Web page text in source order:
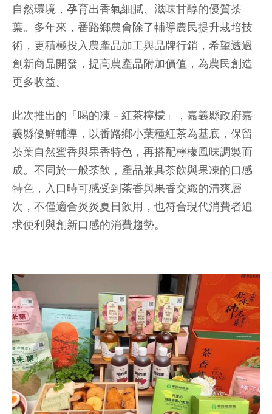
自然環境，孕育出香氣細膩、滋味甘醇的優質茶
葉。多年來，番路鄉農會除了輔導農民提升栽培技
術，更積極投入農產品加工與品牌行銷，希望透過
創新商品開發，提高農產品附加價值，為農民創造
更多收益。
此次推出的「喝的凍－紅茶檸檬」，嘉義縣政府嘉
義縣優鮮輔導，以番路鄉小葉種紅茶為基底，保留
茶葉自然蜜香與果香特色，再搭配檸檬風味調製而
成。不同於一般茶飲，產品兼具茶飲與果凍的口感
特色，入口時可感受到茶香與果香交織的清爽層
次，不僅適合炎炎夏日飲用，也符合現代消費者追
求便利與創新口感的消費趨勢。